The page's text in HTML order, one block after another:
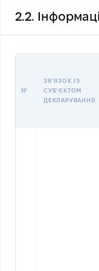
2.2.
№
ЗВʼЯЗОК ІЗ
СУБʼЄКТОМ
ДЕКЛАРУВАННЯ